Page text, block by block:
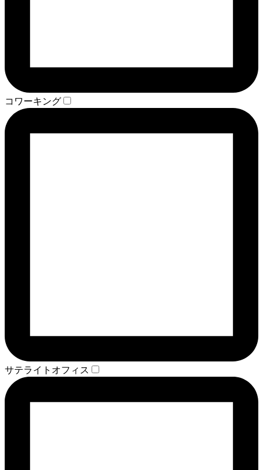
コワーキング
サテライトオフィス